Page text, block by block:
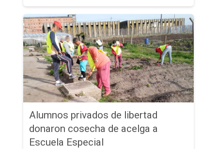
Alumnos privados de libertad
donaron cosecha de acelga a
Escuela Especial